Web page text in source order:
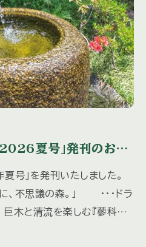
2026夏号」発刊のお知
号」を発刊いたしました。
、不思議の森。」 ・・・ドラ
木と清流を楽しむ『蓼科大